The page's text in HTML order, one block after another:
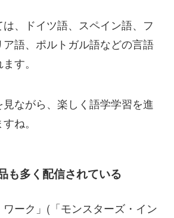
、ドイツ語、スペイン語、フ
語、ポルトガル語などの言語
す。
ながら、楽しく語学学習を進
ね。
も多く配信されている
ワーク」(「モンスターズ・イン